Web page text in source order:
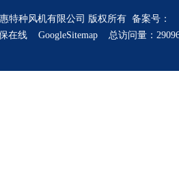
特种风机有限公司 版权所有 备案号：
在线 GoogleSitemap 总访问量：